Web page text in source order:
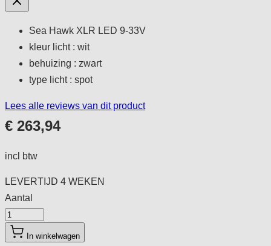
Sea Hawk XLR LED 9-33V
kleur licht : wit
behuizing : zwart
type licht : spot
Lees alle reviews van dit product
€ 263,94
incl btw
LEVERTIJD 4 WEKEN
Aantal
Aantal
In winkelwagen